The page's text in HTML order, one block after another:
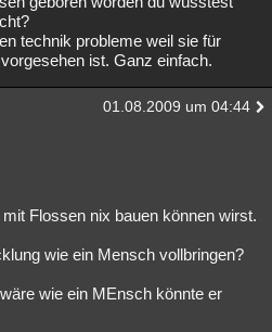
technik probleme weil sie für
ist. Ganz einfach.
01.08.2009 um 04:44
Flossen nix bauen können wirst.
wie ein Mensch vollbringen?
wie ein MEnsch könnte er